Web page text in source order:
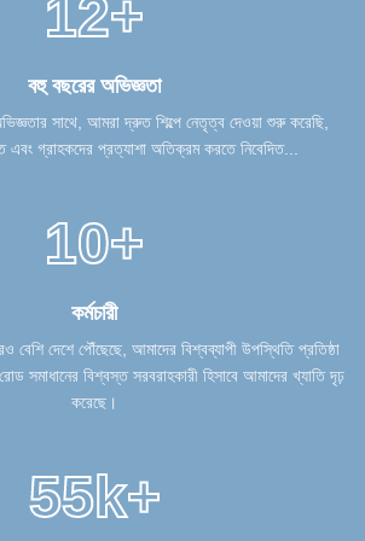
12+
বহু বছরের অভিজ্ঞতা
সাথে, আমরা দ্রুত শিল্পে নেতৃত্ব দেওয়া শুরু করেছি,
এবং গ্রাহকদের প্রত্যাশা অতিক্রম করতে নিবেদিত...
10+
কর্মচারী
বেশি দেশে পৌঁছেছে, আমাদের বিশ্বব্যাপী উপস্থিতি প্রতিষ্ঠা
সমাধানের বিশ্বস্ত সরবরাহকারী হিসাবে আমাদের খ্যাতি দৃঢ়
করেছে।
55k+